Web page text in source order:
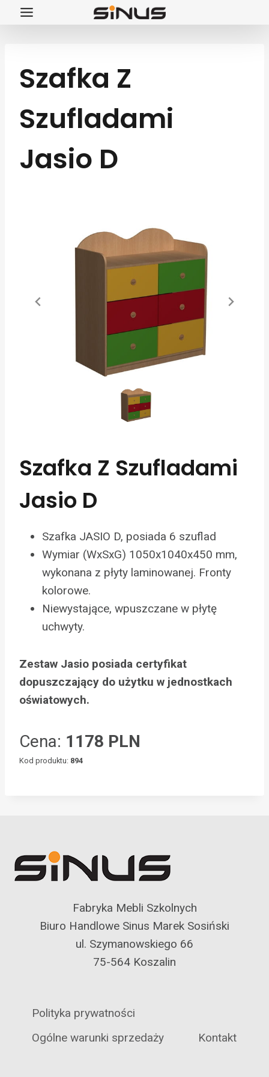
Przejdź
Szafka Z
Szufladami
Jasio D
Szafka Z Szufladami
Jasio D
Szafka JASIO D, posiada 6 szuflad
Wymiar (WxSxG) 1050x1040x450 mm,
wykonana z płyty laminowanej. Fronty
kolorowe.
Niewystające, wpuszczane w płytę
uchwyty.
Zestaw Jasio posiada certyfikat
dopuszczający do użytku w jednostkach
oświatowych.
Cena: 1178 PLN
Kod produktu: 894
Fabryka Mebli Szkolnych
Biuro Handlowe Sinus Marek Sosiński
ul. Szymanowskiego 66
75-564 Koszalin
Polityka prywatności
Ogólne warunki sprzedaży
Kontakt